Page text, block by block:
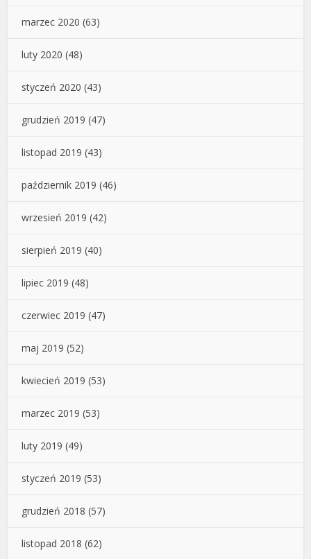
marzec 2020 (63)
luty 2020 (48)
styczeń 2020 (43)
grudzień 2019 (47)
listopad 2019 (43)
październik 2019 (46)
wrzesień 2019 (42)
sierpień 2019 (40)
lipiec 2019 (48)
czerwiec 2019 (47)
maj 2019 (52)
kwiecień 2019 (53)
marzec 2019 (53)
luty 2019 (49)
styczeń 2019 (53)
grudzień 2018 (57)
listopad 2018 (62)